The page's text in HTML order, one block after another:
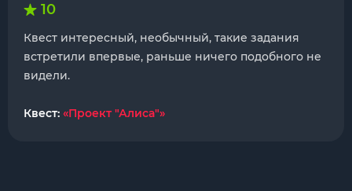
10
Квест интересный, необычный, такие задания
встретили впервые, раньше ничего подобного не
видели.
Квест: «Проект "Алиса"»